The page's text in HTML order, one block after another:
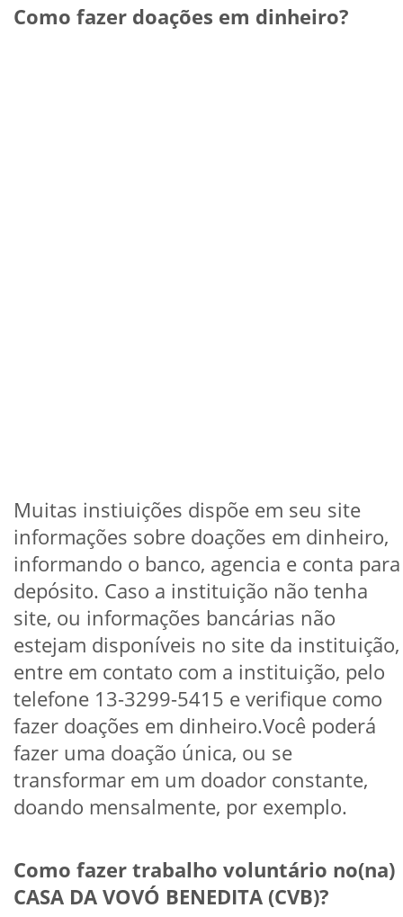
Como fazer doações em dinheiro?
Muitas instiuições dispõe em seu site
informações sobre doações em dinheiro,
informando o banco, agencia e conta para
depósito. Caso a instituição não tenha
site, ou informações bancárias não
estejam disponíveis no site da instituição,
entre em contato com a instituição, pelo
telefone 13-3299-5415 e verifique como
fazer doações em dinheiro.Você poderá
fazer uma doação única, ou se
transformar em um doador constante,
doando mensalmente, por exemplo.
Como fazer trabalho voluntário no(na)
CASA DA VOVÓ BENEDITA (CVB)?